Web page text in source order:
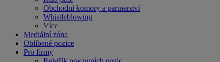
Obchodní komory a partnerství
Whistleblowing
Více
Mediální zóna
Oblíbené pozice
Pro firmy